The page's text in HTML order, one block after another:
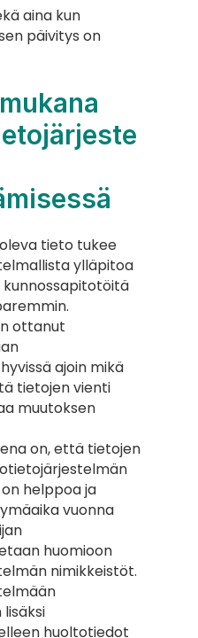
aina kun
päivitys on
tieto tukee
ylläpitoa
ottanut
ajoin mikä
tietojen vienti
muutoksen
on, että tietojen
helppoa ja
vuonna
huomioon
nimikkeistöt.
huoltotiedot